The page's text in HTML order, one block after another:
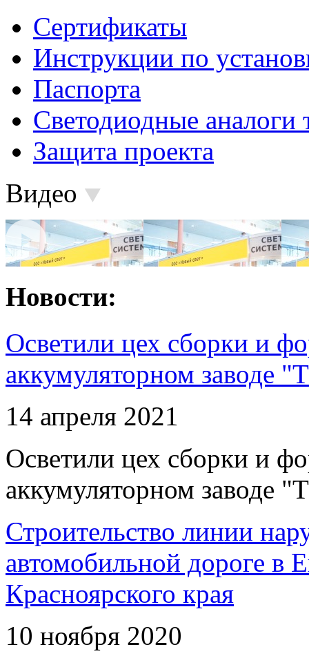
Сертификаты
Инструкции по
Паспорта
Светодиодные аналоги
Защита проекта
Видео
Новости:
Осветили цех сборки и
аккумуляторном заводе
14 апреля 2021
Осветили цех сборки и
аккумуляторном заводе
Строительство линии
автомобильной дороге в
Красноярского края
10 ноября 2020